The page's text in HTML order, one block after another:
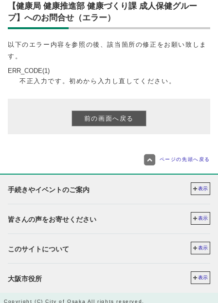
【健康局 健康推進部 健康づくり課 成人保健グルー
プ】へのお問合せ（エラー）
以下のエラー内容を参照の後、該当箇所の修正をお願い致しま
す。
ERR_CODE(1)
不正入力です。初めから入力し直してください。
ページの先頭へ戻る
手続きやイベントのご案内 表示
皆さんの声をお寄せください 表示
このサイトについて 表示
大阪市役所 表示
Copyright (C) City of Osaka All rights reserved.